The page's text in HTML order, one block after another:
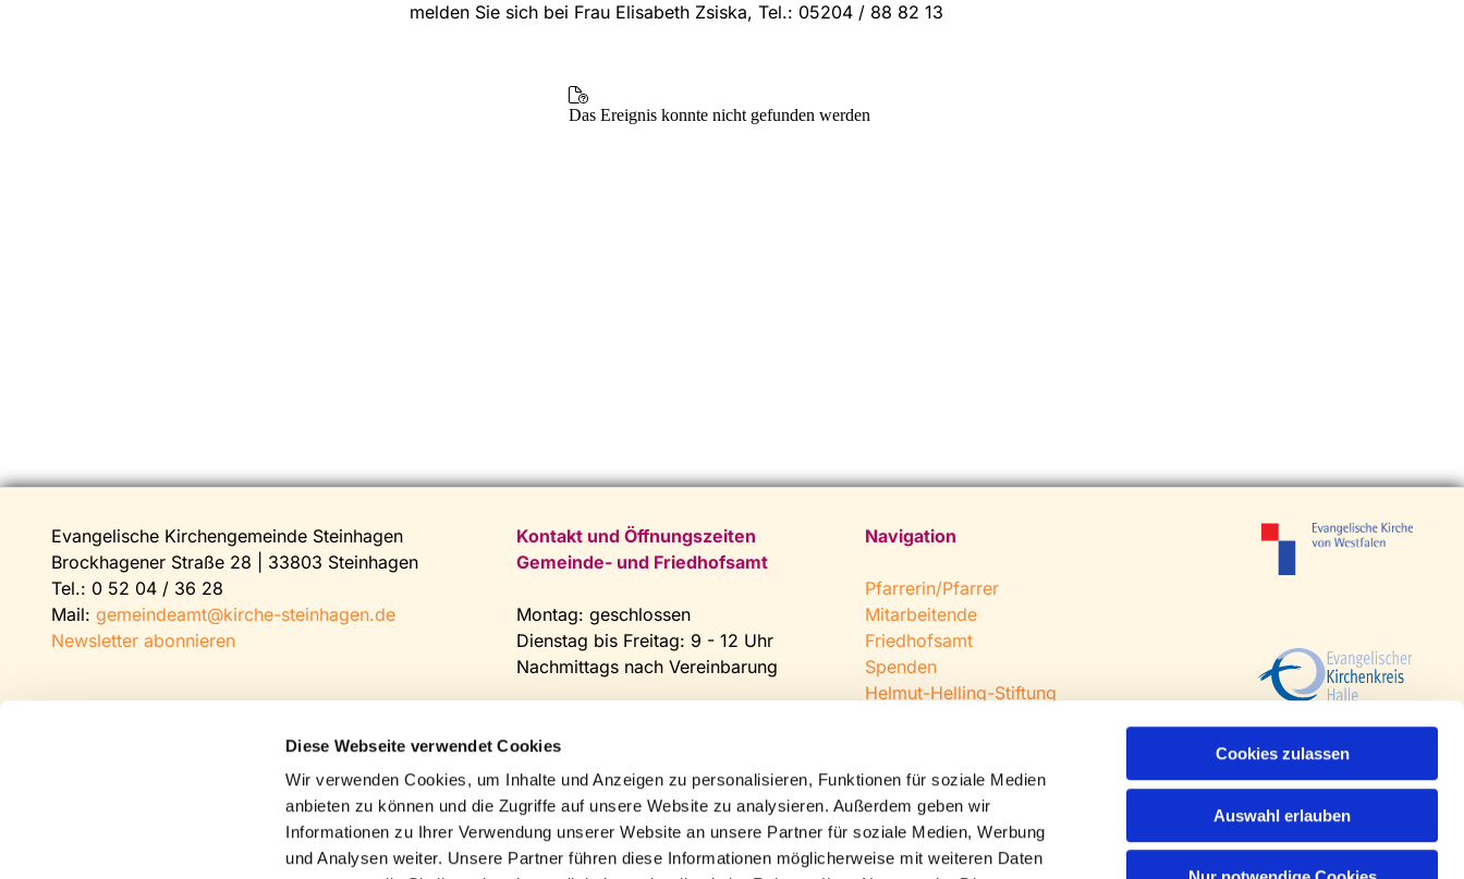
Diese Webseite verwendet Cookies
Wir verwenden Cookies, um Inhalte und Anzeigen zu personalisieren, Funktionen für soziale Medien
anbieten zu können und die Zugriffe auf unsere Website zu analysieren. Außerdem geben wir
Informationen zu Ihrer Verwendung unserer Website an unsere Partner für soziale Medien, Werbung
und Analysen weiter. Unsere Partner führen diese Informationen möglicherweise mit weiteren Daten
Cookies zulassen
Auswahl erlauben
melden Sie sich bei Frau Elisabeth Zsiska, Tel.: 05204 / 88 82 13
Evangelische Kirchengemeinde Steinhagen
Brockhagener Straße 28 | 33803 Steinhagen
Tel.: 0 52 04 / 36 28
Mail: gemeindeamt@kirche-steinhagen.de
Newsletter abonnieren
Kontakt und Öffnungszeiten
Gemeinde- und Friedhofsamt
Montag: geschlossen
Dienstag bis Freitag: 9 - 12 Uhr
Nachmittags nach Vereinbarung
Fax: 0 52 04 / 25 65
Mail: gemeindeamt@kirche-
steinhagen.de
Navigation
Pfarrerin/Pfarrer
Mitarbeitende
Friedhofsamt
Spenden
Helmut-Helling-Stiftung